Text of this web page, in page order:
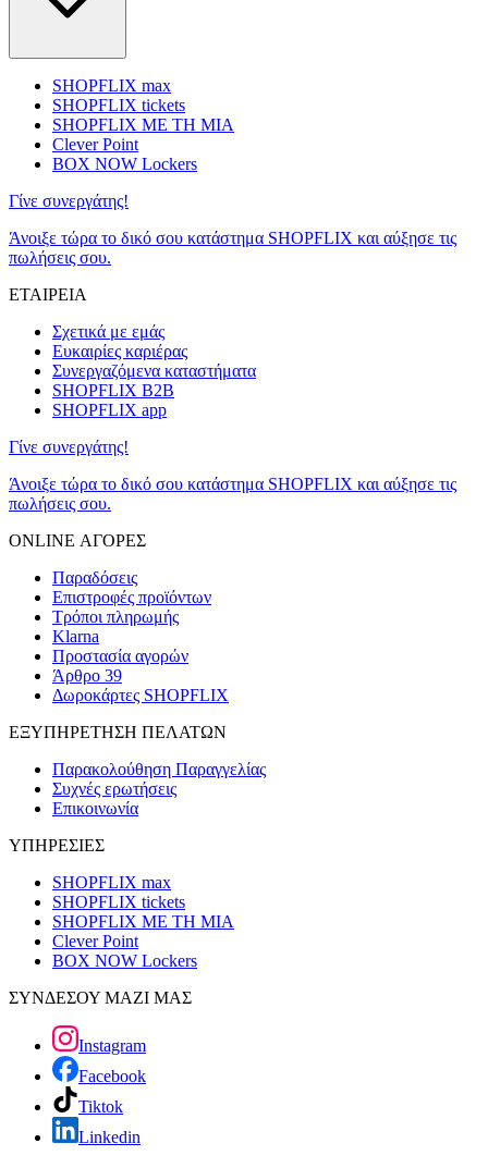
SHOPFLIX max
SHOPFLIX tickets
SHOPFLIX ΜΕ ΤΗ ΜΙΑ
Clever Point
BOX NOW Lockers
Γίνε συνεργάτης!
Άνοιξε τώρα το δικό σου κατάστημα SHOPFLIX και αύξησε τις
πωλήσεις σου.
ΕΤΑΙΡΕΙΑ
Σχετικά με εμάς
Ευκαιρίες καριέρας
Συνεργαζόμενα καταστήματα
SHOPFLIX B2B
SHOPFLIX app
Γίνε συνεργάτης!
Άνοιξε τώρα το δικό σου κατάστημα SHOPFLIX και αύξησε τις
πωλήσεις σου.
ONLINE ΑΓΟΡΕΣ
Παραδόσεις
Επιστροφές προϊόντων
Τρόποι πληρωμής
Klarna
Προστασία αγορών
Άρθρο 39
Δωροκάρτες SHOPFLIX
ΕΞΥΠΗΡΕΤΗΣΗ ΠΕΛΑΤΩΝ
Παρακολούθηση Παραγγελίας
Συχνές ερωτήσεις
Επικοινωνία
ΥΠΗΡΕΣΙΕΣ
SHOPFLIX max
SHOPFLIX tickets
SHOPFLIX ΜΕ ΤΗ ΜΙΑ
Clever Point
BOX NOW Lockers
ΣΥΝΔΕΣΟΥ ΜΑΖΙ ΜΑΣ
Instagram
Facebook
Tiktok
Linkedin